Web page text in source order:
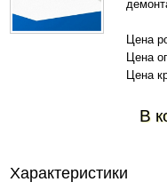
Цена
Цена
Цена
В
Характеристики